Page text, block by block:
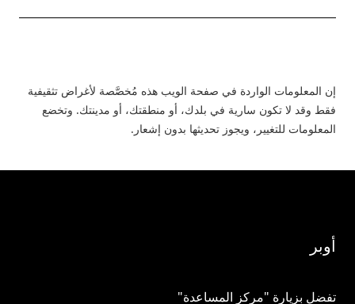
إن المعلومات الواردة في صفحة الويب هذه مُخصَّصة لأغراض تثقيفية
فقط وقد لا تكون سارية في بلدك، أو منطقتك، أو مدينتك. وتخضع
المعلومات للتغيير، ويجوز تحديثها بدون إشعار.
أوبر
تفضل بزيارة "مركز المساعدة"